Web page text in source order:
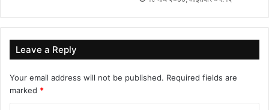
Leave a Reply
Your email address will not be published. Required fields are
marked *